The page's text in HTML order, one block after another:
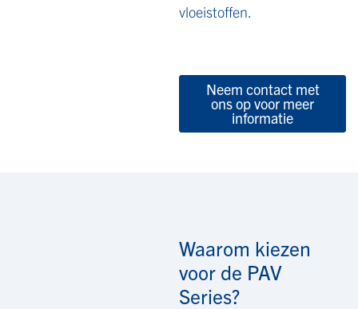
vloeistoffen.
Neem contact met
ons op voor meer
informatie
Waarom kiezen
voor de PAV
Series?